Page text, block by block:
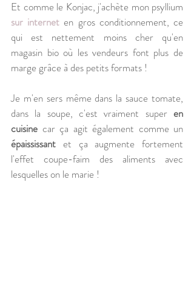
sur internet en gros conditionnement, ce
qui est nettement moins cher qu'en
magasin bio où les vendeurs font plus de
marge grâce à des petits formats !
Je m'en sers même dans la sauce tomate,
dans la soupe, c'est vraiment super en
cuisine
épaississant et ça augmente fortement
l'effet coupe-faim des aliments avec
lesquelles on le marie !